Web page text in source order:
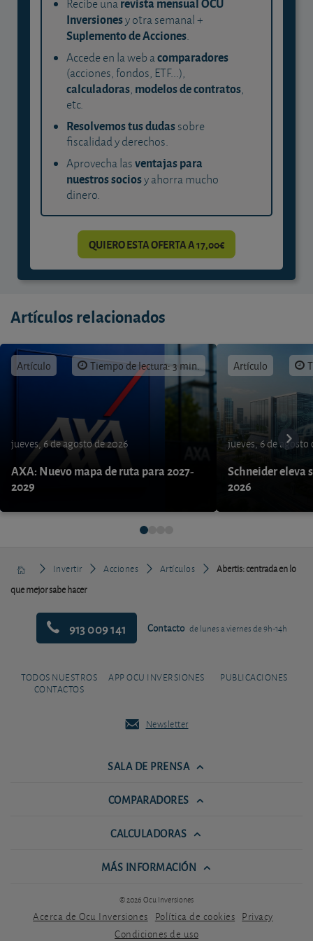
Recibe una
Inversionesy otra semanal +
Suplemento de Acciones.
Accede en la web acomparadores
(acciones, fondos, ETF...),
calculadoras, modelos de contratos,
etc.
Resolvemos tus dudassobre
fiscalidad y derechos.
Aprovecha lasventajas para
nuestros sociosy ahorra mucho
dinero.
QUIERO ESTA OFERTA A 17,00€
Artículos relacionados
Artículo Tiempo de lectura: 3 min.
jueves, 6 de agosto de 2026
AXA: Nuevo mapa de ruta para 2027-
2029
Artículo
jueves, 6 de agosto
Schneider eleva
2026
Invertir Acciones Artículos
Abertis: centrada en lo
que mejor sabe hacer
913 009 141 Contacto de lunes a viernes de 9h-14h
TODOS NUESTROS
CONTACTOS
APP OCU INVERSIONES PUBLICACIONES
Newsletter
SALA DE PRENSA
COMPARADORES
CALCULADORAS
MÁS INFORMACIÓN
© 2026 Ocu Inversiones
Acerca de Ocu Inversiones Política de cookies Privacy
Condiciones de uso